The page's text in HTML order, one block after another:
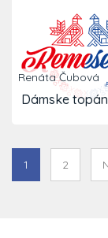
Renáta Čubová
Dámske
1 2